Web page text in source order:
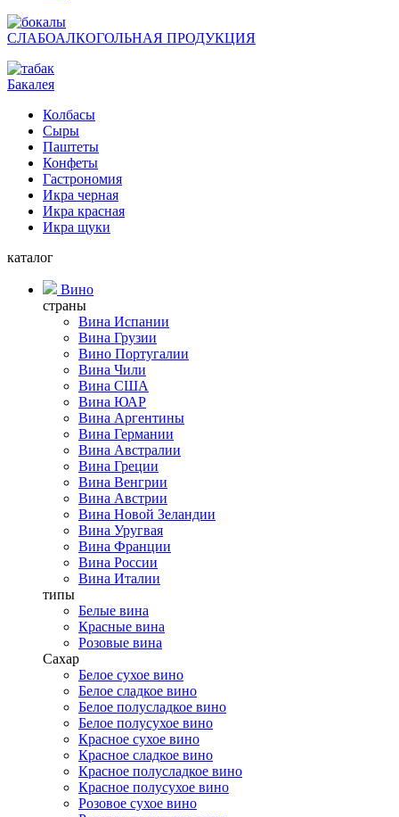
СЛАБОАЛКОГОЛЬНАЯ ПРОДУКЦИЯ
Бакалея
Колбасы
Сыры
Паштеты
Конфеты
Гастрономия
Икра черная
Икра красная
Икра щуки
каталог
Вино
страны
Вина Испании
Вина Грузии
Вино Португалии
Вина Чили
Вина США
Вина ЮАР
Вина Аргентины
Вина Германии
Вина Австралии
Вина Греции
Вина Венгрии
Вина Австрии
Вина Новой Зеландии
Вина Уругвая
Вина Франции
Вина России
Вина Италии
типы
Белые вина
Красные вина
Розовые вина
Сахар
Белое сухое вино
Белое сладкое вино
Белое полусладкое вино
Белое полусухое вино
Красное сухое вино
Красное сладкое вино
Красное полусладкое вино
Красное полусухое вино
Розовое сухое вино